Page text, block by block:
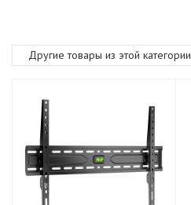
Другие товары из этой категории